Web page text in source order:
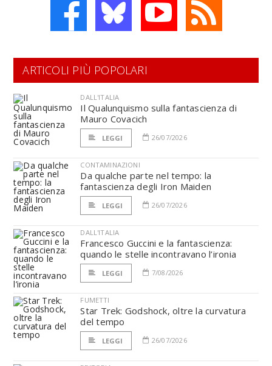
ARTICOLI PIÙ POPOLARI
DALL'ITALIA
Il Qualunquismo sulla fantascienza di
Mauro Covacich
LEGGI 26/07/2026
CONTAMINAZIONI
Da qualche parte nel tempo: la
fantascienza degli Iron Maiden
LEGGI 26/07/2026
DALL'ITALIA
Francesco Guccini e la fantascienza:
quando le stelle incontravano l’ironia
LEGGI 7/08/2026
FUMETTI
Star Trek: Godshock, oltre la curvatura
del tempo
LEGGI 26/07/2026